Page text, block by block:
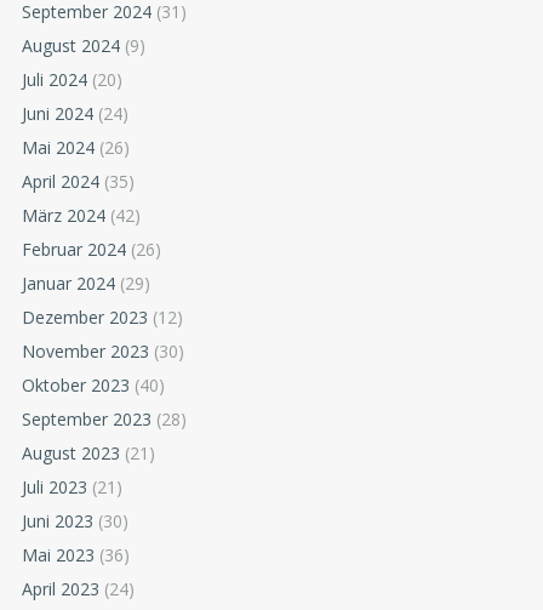
September 2024 (31)
August 2024 (9)
Juli 2024 (20)
Juni 2024 (24)
Mai 2024 (26)
April 2024 (35)
März 2024 (42)
Februar 2024 (26)
Januar 2024 (29)
Dezember 2023 (12)
November 2023 (30)
Oktober 2023 (40)
September 2023 (28)
August 2023 (21)
Juli 2023 (21)
Juni 2023 (30)
Mai 2023 (36)
April 2023 (24)